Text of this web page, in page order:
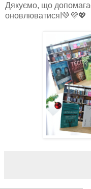
Дякуємо, що
оновлюватися!💚💜💖